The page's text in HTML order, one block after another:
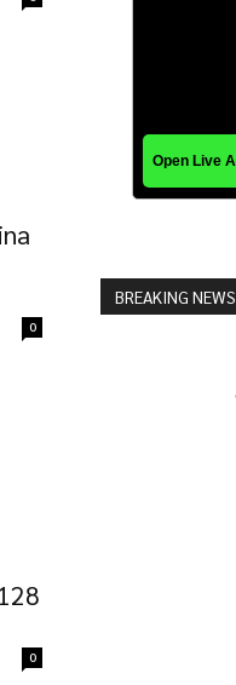
0
0
BREAKING NEWS